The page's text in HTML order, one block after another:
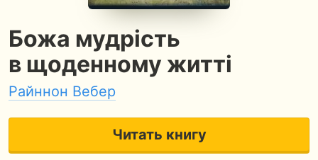
Божа мудрість
в щоденному житті
Райннон Вебер
Читать книгу